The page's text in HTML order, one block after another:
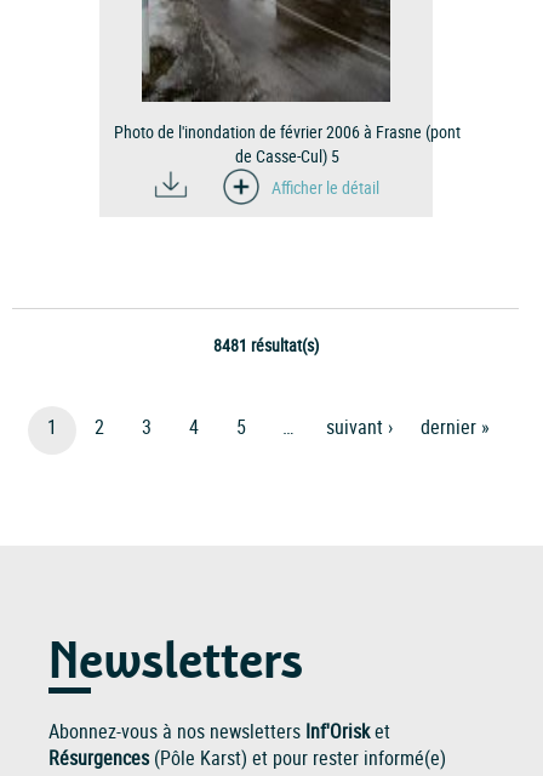
Photo de l'inondation de février 2006 à Frasne (pont
de Casse-Cul) 5
Afficher le détail
8481 résultat(s)
Pagination
Page
1 Page
2 Page
3 Page
4 Page
5 …
Page
Suivant ›
Dernière
Dernier »
Newsletters
Abonnez-vous à nos newsletters Inf'Orisket
Résurgences(Pôle Karst) et pour rester informé(e)